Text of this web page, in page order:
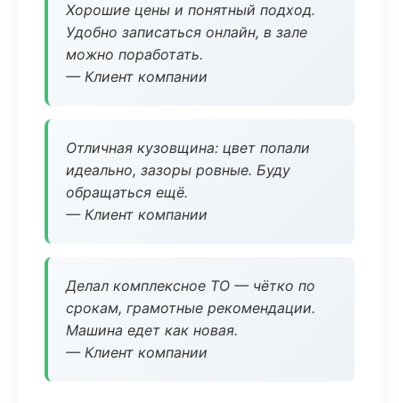
Хорошие цены и понятный подход.
Удобно записаться онлайн, в зале
можно поработать.
— Клиент компании
Отличная кузовщина: цвет попали
идеально, зазоры ровные. Буду
обращаться ещё.
— Клиент компании
Делал комплексное ТО — чётко по
срокам, грамотные рекомендации.
Машина едет как новая.
— Клиент компании